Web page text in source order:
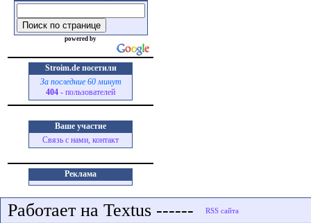
powered by
Stroim.de посетили
За последние 60 минут
404 - пользователей
Ваше участие
Связь с нами, контакт
Реклама
Работает на Textus ------